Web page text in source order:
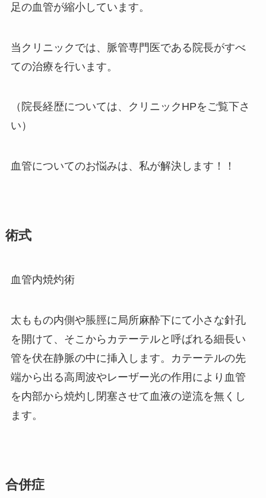
足の血管が縮小しています。
当クリニックでは、脈管専門医である院長がすべ
ての治療を行います。
（院長経歴については、クリニックHPをご覧下さ
い）
血管についてのお悩みは、私が解決します！！
術式
血管内焼灼術
太ももの内側や脹脛に局所麻酔下にて小さな針孔
を開けて、そこからカテーテルと呼ばれる細長い
管を伏在静脈の中に挿入します。カテーテルの先
端から出る高周波やレーザー光の作用により血管
を内部から焼灼し閉塞させて血液の逆流を無くし
ます。
合併症